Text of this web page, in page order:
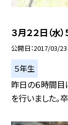
３月２２日（
公開日 2017/03/23
５年生
昨日の６時間
を行いました。